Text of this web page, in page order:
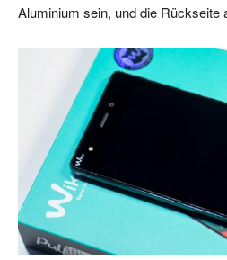
Aluminium sein, und die Rückseite